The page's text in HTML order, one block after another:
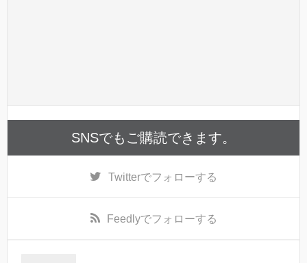
SNSでもご購読できます。
Twitterでフォローする
Feedlyでフォローする